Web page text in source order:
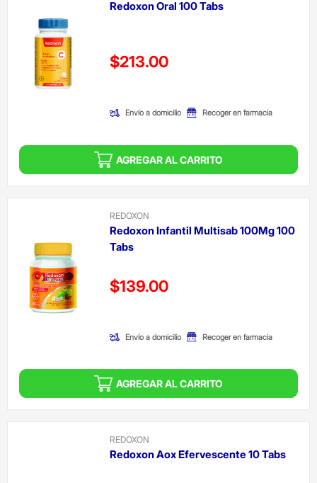
Redoxon Oral 100 Tabs
Precio reducido de
$213.00
Envío a domicilio Recoger en farmacia
AGREGAR AL CARRITO
REDOXON
Redoxon Infantil Multisab 100Mg 100
Tabs
Precio reducido de
$139.00
Envío a domicilio Recoger en farmacia
AGREGAR AL CARRITO
REDOXON
Redoxon Aox Efervescente 10 Tabs